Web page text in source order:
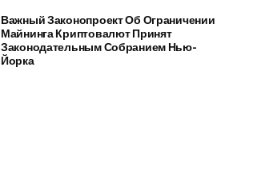
Важный Законопроект Об Ограничении
Майнинга Криптовалют Принят
Законодательным Собранием Нью-
Йорка